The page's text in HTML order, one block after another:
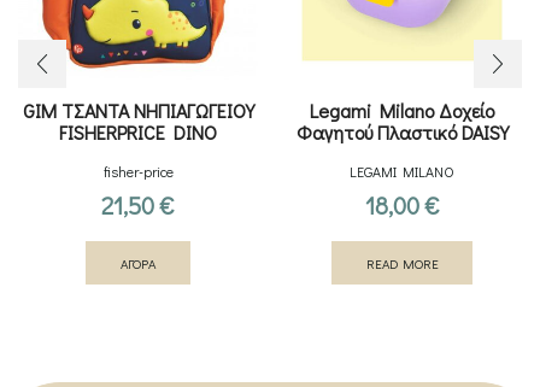
GIM ΤΣΑΝΤΑ ΝΗΠΙΑΓΩΓΕΙΟΥ
FISHERPRICE DINO
fisher-price
21,50€
ΑΓΟΡΑ
Legami Milano Δοχείο
Φαγητού Πλαστικό DAISY
LEGAMI MILANO
18,00€
READ MORE